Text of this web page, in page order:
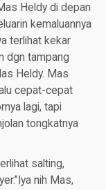
Heldy di depan
kemaluannya
terlihat kekar
dgn tampang
Heldy. Mas
cepat-cepat
lagi, tapi
tongkatnya
salting,
nih Mas,